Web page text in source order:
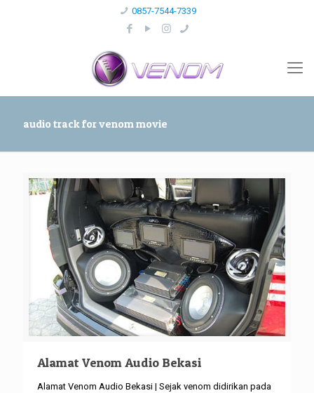
0857-7544-7339
audio track for venom movie
Alamat Venom Audio Bekasi
Alamat Venom Audio Bekasi | Sejak venom didirikan pada